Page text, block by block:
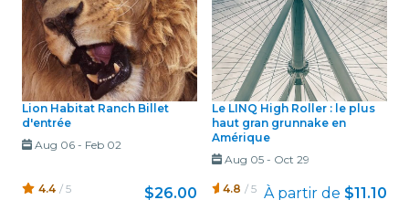
Lion Habitat Ranch Billet
d'entrée
Aug 06- Feb 02
4.4 / 5 $26.00
Le LINQ High Roller : le plus
haut gran grunnake en
Amérique
Aug 05- Oct 29
4.8 / 5 À partir de $11.10